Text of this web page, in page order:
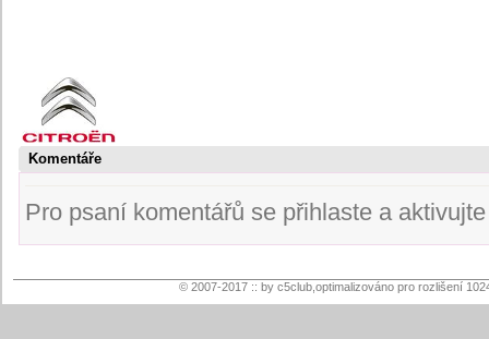
Komentáře
Pro psaní komentářů se přihlaste a
© 2007-2017 :: by c5club,optimalizováno pro rozlišení